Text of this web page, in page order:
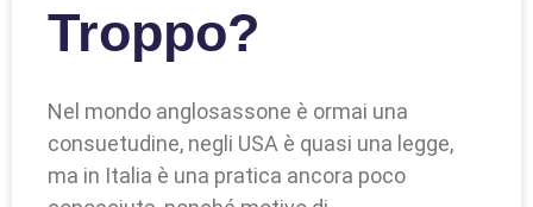
Troppo?
Nel mondo anglosassone è ormai una
consuetudine, negli USA è quasi una legge,
ma in Italia è una pratica ancora poco